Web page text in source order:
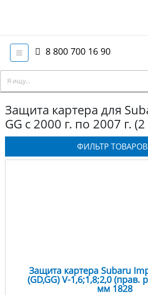
8 800 700 16 90
Защита картера для
GG с 2000 г. по 2007 г.
ФИЛЬТР ТОВАРОВ
Защита картера Subaru
(GD,GG) V-1,6;1,8;2,0 (прав.
мм 1828